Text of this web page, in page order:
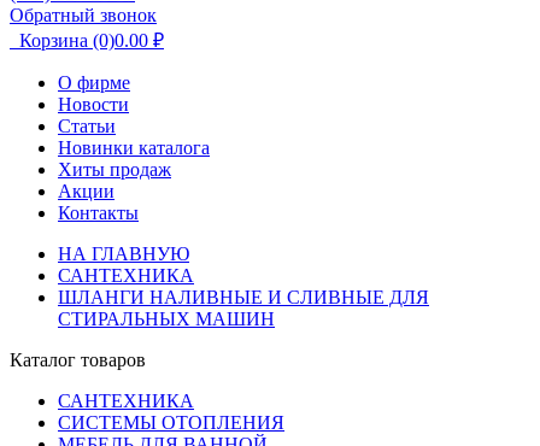
Обратный звонок
Корзина (0)0.00 ₽
О фирме
Новости
Статьи
Новинки каталога
Хиты продаж
Акции
Контакты
НА ГЛАВНУЮ
САНТЕХНИКА
ШЛАНГИ НАЛИВНЫЕ И СЛИВНЫЕ ДЛЯ
СТИРАЛЬНЫХ МАШИН
Каталог товаров
САНТЕХНИКА
СИСТЕМЫ ОТОПЛЕНИЯ